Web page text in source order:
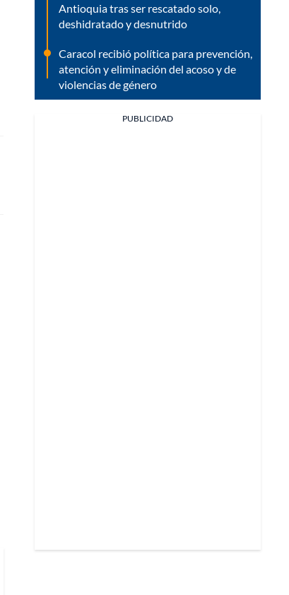
Antioquia tras ser rescatado solo,
deshidratado y desnutrido
Caracol recibió política para prevención,
atención y eliminación del acoso y de
violencias de género
PUBLICIDAD